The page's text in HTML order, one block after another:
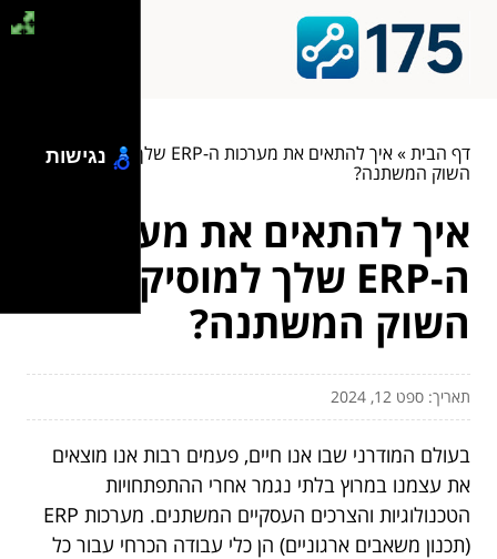
דף הבית»
איך להתאים את מערכות ה-ERP שלך למוסיקה של
השוק המשתנה?
איך להתאים את מערכות
ה-ERP שלך למוסיקה של
השוק המשתנה?
תאריך: ספט 12, 2024
בעולם המודרני שבו אנו חיים, פעמים רבות אנו מוצאים
את עצמנו במרוץ בלתי נגמר אחרי ההתפתחויות
הטכנולוגיות והצרכים העסקיים המשתנים. מערכות ERP
(תכנון משאבים ארגוניים) הן כלי עבודה הכרחי עבור כל
נגישות